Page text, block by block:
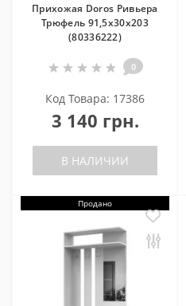
Прихожая Doros Ривьера
Трюфель 91,5х30х203
(80336222)
0
Код Товара: 17386
3 140 грн.
В НАЛИЧИИ
Продано